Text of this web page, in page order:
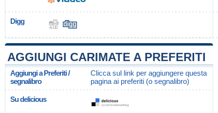
Digg
AGGIUNGI CARIMATE A PREFERITI
Aggiungi a Preferiti /
segnalibro
Clicca sul link per aggiungere questa
pagina ai preferiti (o segnalibro)
Su delicious